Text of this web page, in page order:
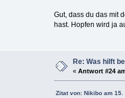
Gut, dass du das mit
hast. Hopfen wird ja
Re: Was hilft
«Antwort #24
Zitat von: Nikibo am